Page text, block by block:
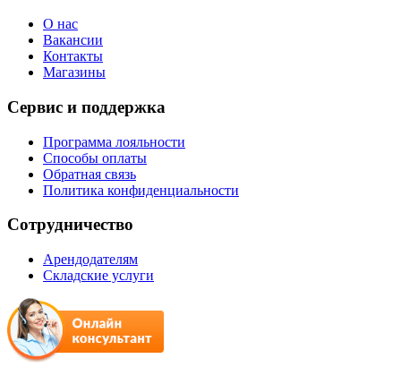
О нас
Вакансии
Контакты
Магазины
Сервис и поддержка
Программа лояльности
Способы оплаты
Обратная связь
Политика конфиденциальности
Сотрудничество
Арендодателям
Складские услуги